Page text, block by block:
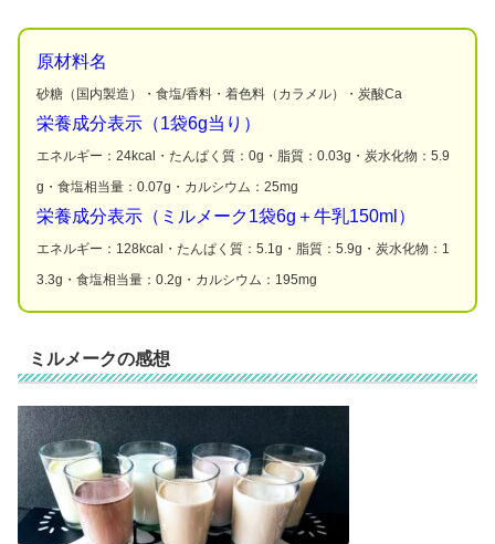
原材料名
砂糖（国内製造）・食塩/香料・着色料（カラメル）・炭酸Ca
栄養成分表示（1袋6g当り）
エネルギー：24kcal・たんぱく質：0g・脂質：0.03g・炭水化物：5.9
g・食塩相当量：0.07g・カルシウム：25mg
栄養成分表示（ミルメーク1袋6g＋牛乳150ml）
エネルギー：128kcal・たんぱく質：5.1g・脂質：5.9g・炭水化物：1
3.3g・食塩相当量：0.2g・カルシウム：195mg
ミルメークの感想